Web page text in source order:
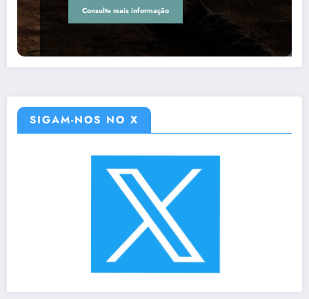
Consulte mais informação
SIGAM-NOS NO X